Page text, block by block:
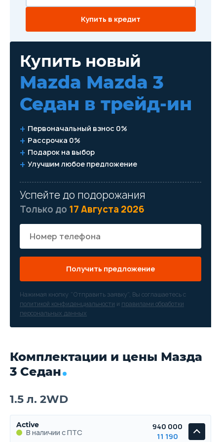
Купить новый
Mazda Mazda 3
Седан в трейд-ин
Первоначальный взнос 0%
Рассрочка 0%
Подарок на выбор
Улучшим любое предложение
Успейте до подорожания
Только до 17 Августа 2026
Получить предложение
Нажимая кнопку “Отправить заявку”, Вы соглашаетесь с
политикой конфиденциальности и правилами обработки
персональных данных
Купить в кредит
Комплектации и цены Мазда
3 Седан
1.5 л. 2WD
Active
В наличии с ПТС
940 000
11 190